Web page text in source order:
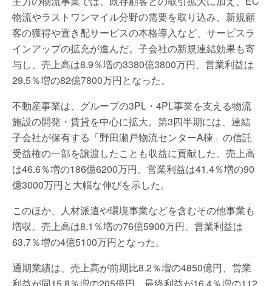
物流やラストワンマイル分野の需要を取り込み、新規顧
客の獲得や置き配サービスの本格導入など、サービスラ
インアップの拡充が進んだ。子会社の新規連結効果も寄
与し、売上高は8.9％増の3380億3800万円、営業利益は
29.5％増の82億7800万円となった。
不動産事業は、グループの3PL・4PL事業を支える物流
施設の開発・賃貸を中心に拡大。第3四半期には、連結
子会社が保有する「野田瀬戸物流センターA棟」の信託
受益権の一部を譲渡したことも収益に貢献した。売上高
は46.6％増の186億6200万円、営業利益は41.4％増の90
億3000万円と大幅な伸びを示した。
このほか、人材派遣や環境事業などを含むその他事業も
増収。売上高は8.1％増の76億5900万円、営業利益は
63.7％増の4億5100万円となった。
通期業績は、売上高が前期比8.2％増の4850億円、営業